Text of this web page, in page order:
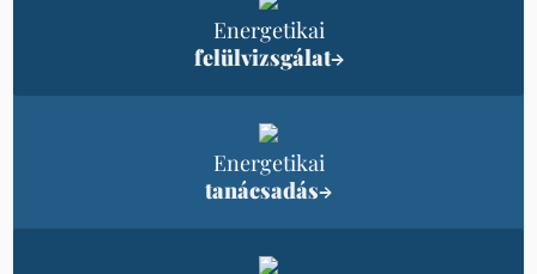
Energetikai
felülvizsgálat→
Energetikai
tanácsadás→